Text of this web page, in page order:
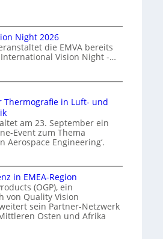
s
s
i
e
D
u
c
k
r
k
e
n
Night 2026
die EMVA bereits
Vision Night -…
Thermografie in Luft- und
am 23. September ein
Event zum Thema
Aerospace Engineering‘.
in EMEA-Region
(OGP), ein
von Quality Vision
sein Partner-Netzwerk
Osten und Afrika